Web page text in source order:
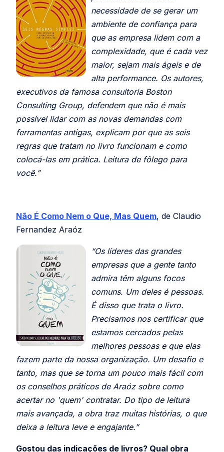
necessidade de se gerar um
ambiente de confiança para
que as empresa lidem com a
complexidade, que é cada vez
maior, sejam mais ágeis e de
alta performance. Os autores,
executivos da famosa consultoria Boston
Consulting Group, defendem que não é mais
possível lidar com as novas demandas com
ferramentas antigas, explicam por que as seis
regras que tratam no livro funcionam e como
colocá-las em prática. Leitura de fôlego para
você.”
Não É Como Nem o Que, Mas Quem, de Claudio
Fernandez Araóz
“Os líderes das grandes
empresas que a gente tanto
admira têm alguns focos
comuns. Um deles é pessoas.
É disso que trata o livro.
Precisamos nos certificar que
estamos cercados pelas
melhores pessoas e que elas
fazem parte da nossa organização. Um desafio e
tanto, mas que se torna um pouco mais fácil com
os conselhos práticos de Araóz sobre como
acertar no 'quem' contratar. Do tipo de leitura
mais avançada, a obra traz muitas histórias, o que
deixa a leitura leve e engajante.”
Gostou das indicações de livros? Qual obra